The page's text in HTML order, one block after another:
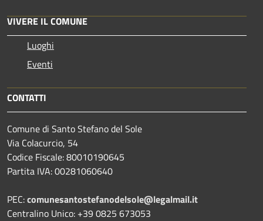
VIVERE IL COMUNE
Luoghi
Eventi
CONTATTI
Comune di Santo Stefano del Sole
Via Colacurcio, 54
Codice Fiscale: 80010190645
Partita IVA: 00281060640
PEC:comunesantostefanodelsole@legalmail.it
Centralino Unico: +39 0825 673053